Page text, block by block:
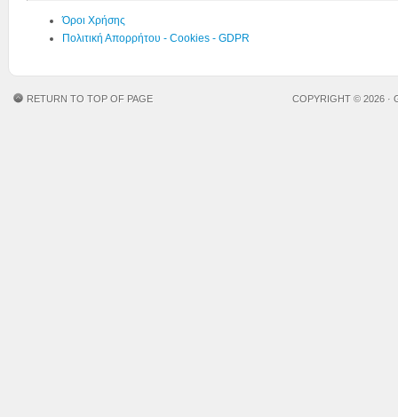
Όροι Χρήσης
Πολιτική Απορρήτου - Cookies - GDPR
RETURN TO TOP OF PAGE COPYRIGHT © 2026 ·